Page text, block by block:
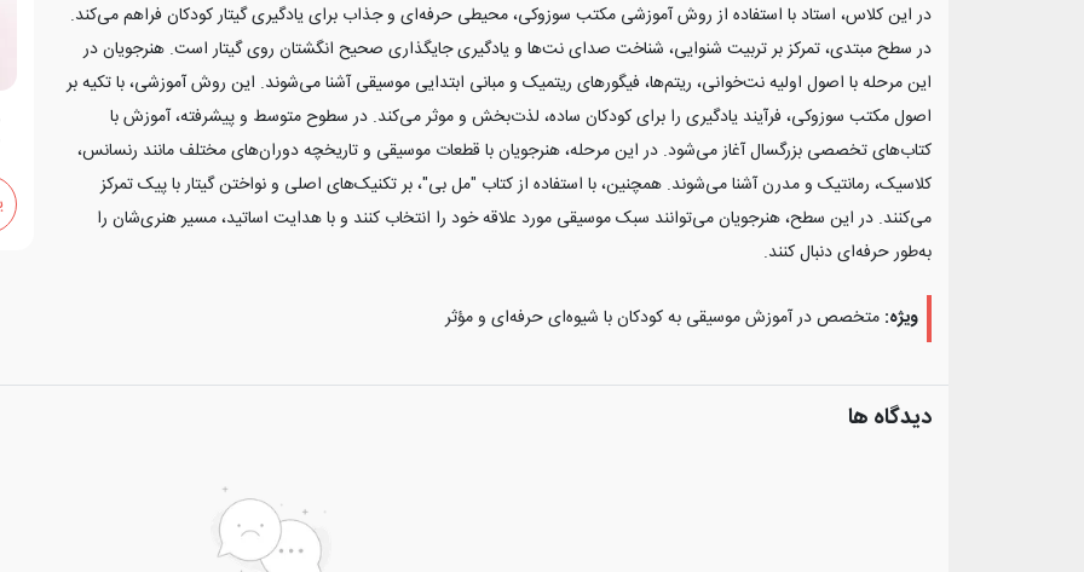
در این کلاس، استاد با استفاده از روش آموزشی مکتب سوزوکی، محیطی حرفه‌ای و جذاب برای یادگیری گیتار کودکان فراهم می‌کند.
در سطح مبتدی، تمرکز بر تربیت شنوایی، شناخت صدای نت‌ها و یادگیری جایگذاری صحیح انگشتان روی گیتار است. هنرجویان در
این مرحله با اصول اولیه نت‌خوانی، ریتم‌ها، فیگورهای ریتمیک و مبانی ابتدایی موسیقی آشنا می‌شوند. این روش آموزشی، با تکیه بر
اصول مکتب سوزوکی، فرآیند یادگیری را برای کودکان ساده، لذت‌بخش و موثر می‌کند. در سطوح متوسط و پیشرفته، آموزش با
کتاب‌های تخصصی بزرگسال آغاز می‌شود. در این مرحله، هنرجویان با قطعات موسیقی و تاریخچه دوران‌های مختلف مانند رنسانس،
کلاسیک، رمانتیک و مدرن آشنا می‌شوند. همچنین، با استفاده از کتاب "مل بی"، بر تکنیک‌های اصلی و نواختن گیتار با پیک تمرکز
می‌کنند. در این سطح، هنرجویان می‌توانند سبک موسیقی مورد علاقه خود را انتخاب کنند و با هدایت اساتید، مسیر هنری‌شان را
به‌طور حرفه‌ای دنبال کنند.
ویژه: متخصص در آموزش موسیقی به کودکان با شیوه‌ای حرفه‌ای و مؤثر
دیدگاه ها